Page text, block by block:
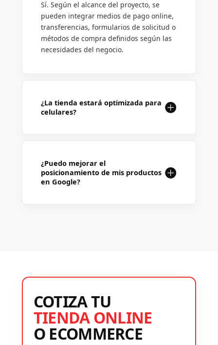
Sí. Según el alcance del proyecto, se
pueden integrar medios de pago online,
transferencias, formularios de solicitud o
métodos de compra definidos según las
necesidades del negocio.
¿La tienda estará optimizada para
celulares?
¿Puedo mejorar el
posicionamiento de mis productos
en Google?
COTIZA TU
TIENDA ONLINE
O ECOMMERCE